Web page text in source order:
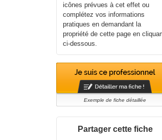
icônes prévues à cet effet ou
complétez vos informations
pratiques en demandant la
propriété de cette page en
ci-dessous.
Exemple de fiche détaillée
Partager cette fiche